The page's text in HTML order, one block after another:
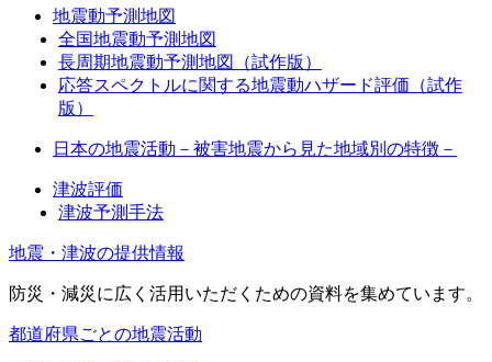
地震動予測地図
全国地震動予測地図
長周期地震動予測地図（試作版）
応答スペクトルに関する地震動ハザード評価（試作
版）
日本の地震活動－被害地震から見た地域別の特徴－
津波評価
津波予測手法
地震・津波の提供情報
防災・減災に広く活用いただくための資料を集めています。
都道府県ごとの地震活動